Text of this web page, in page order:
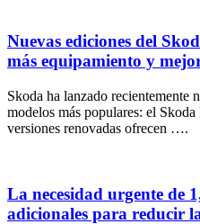
Nuevas ediciones del
más equipamiento y
Skoda ha lanzado recientemente
modelos más populares: el
versiones renovadas ofrecen ….
La necesidad urgente de
adicionales para reducir